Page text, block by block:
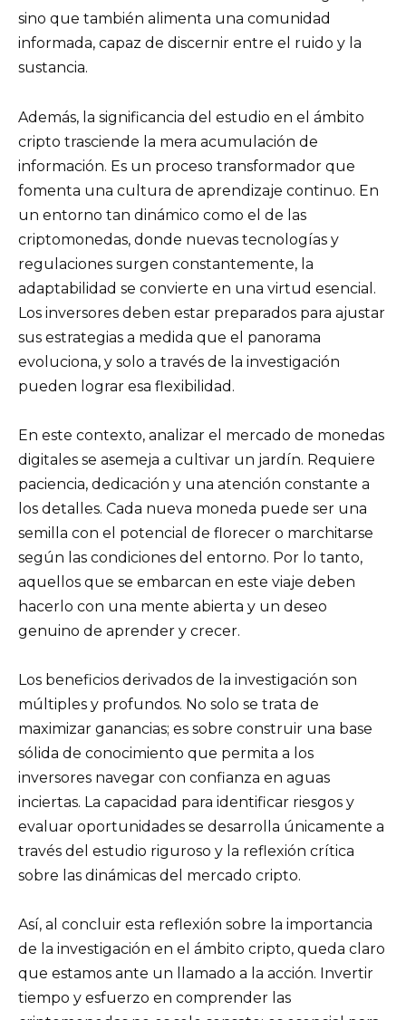
sino que también alimenta una comunidad
informada, capaz de discernir entre el ruido y la
sustancia.
Además, la significancia del estudio en el ámbito
cripto trasciende la mera acumulación de
información. Es un proceso transformador que
fomenta una cultura de aprendizaje continuo. En
un entorno tan dinámico como el de las
criptomonedas, donde nuevas tecnologías y
regulaciones surgen constantemente, la
adaptabilidad se convierte en una virtud esencial.
Los inversores deben estar preparados para ajustar
sus estrategias a medida que el panorama
evoluciona, y solo a través de la investigación
pueden lograr esa flexibilidad.
En este contexto, analizar el mercado de monedas
digitales se asemeja a cultivar un jardín. Requiere
paciencia, dedicación y una atención constante a
los detalles. Cada nueva moneda puede ser una
semilla con el potencial de florecer o marchitarse
según las condiciones del entorno. Por lo tanto,
aquellos que se embarcan en este viaje deben
hacerlo con una mente abierta y un deseo
genuino de aprender y crecer.
Los beneficios derivados de la investigación son
múltiples y profundos. No solo se trata de
maximizar ganancias; es sobre construir una base
sólida de conocimiento que permita a los
inversores navegar con confianza en aguas
inciertas. La capacidad para identificar riesgos y
evaluar oportunidades se desarrolla únicamente a
través del estudio riguroso y la reflexión crítica
sobre las dinámicas del mercado cripto.
Así, al concluir esta reflexión sobre la importancia
de la investigación en el ámbito cripto, queda claro
que estamos ante un llamado a la acción. Invertir
tiempo y esfuerzo en comprender las